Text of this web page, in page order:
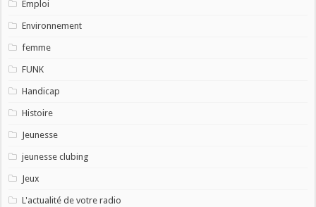
Emploi
Environnement
femme
FUNK
Handicap
Histoire
Jeunesse
jeunesse clubing
Jeux
L'actualité de votre radio